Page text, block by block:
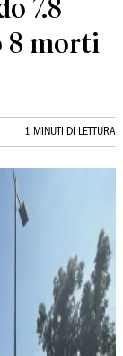
7.8
8 morti
1 MINUTI DI LETTURA